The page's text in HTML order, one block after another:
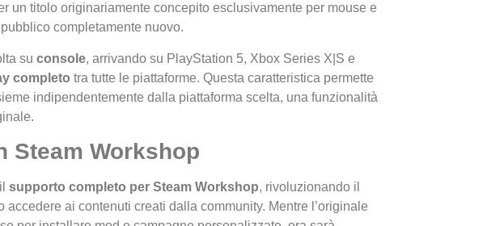
un titolo originariamente concepito esclusivamente per mouse e
completamente nuovo.
su console, arrivando su PlayStation 5, Xbox Series X|S e
completo tra tutte le piattaforme. Questa caratteristica permette
indipendentemente dalla piattaforma scelta, una funzionalità
Steam Workshop
supporto completo per Steam Workshop, rivoluzionando il
accedere ai contenuti creati dalla community. Mentre l’originale